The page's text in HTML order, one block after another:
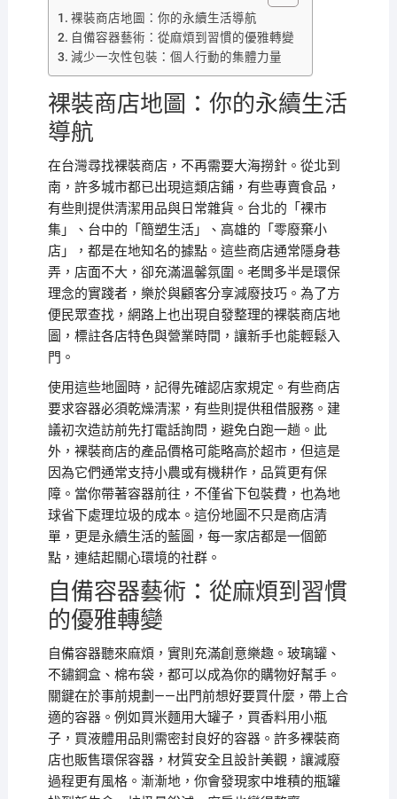
裸裝商店地圖：你的永續生活導航
自備容器藝術：從麻煩到習慣的優雅轉變
減少一次性包裝：個人行動的集體力量
裸裝商店地圖：你的永續生活
導航
在台灣尋找裸裝商店，不再需要大海撈針。從北到
南，許多城市都已出現這類店鋪，有些專賣食品，
有些則提供清潔用品與日常雜貨。台北的「裸市
集」、台中的「簡塑生活」、高雄的「零廢棄小
店」，都是在地知名的據點。這些商店通常隱身巷
弄，店面不大，卻充滿溫馨氛圍。老闆多半是環保
理念的實踐者，樂於與顧客分享減廢技巧。為了方
便民眾查找，網路上也出現自發整理的裸裝商店地
圖，標註各店特色與營業時間，讓新手也能輕鬆入
門。
使用這些地圖時，記得先確認店家規定。有些商店
要求容器必須乾燥清潔，有些則提供租借服務。建
議初次造訪前先打電話詢問，避免白跑一趟。此
外，裸裝商店的產品價格可能略高於超市，但這是
因為它們通常支持小農或有機耕作，品質更有保
障。當你帶著容器前往，不僅省下包裝費，也為地
球省下處理垃圾的成本。這份地圖不只是商店清
單，更是永續生活的藍圖，每一家店都是一個節
點，連結起關心環境的社群。
自備容器藝術：從麻煩到習慣
的優雅轉變
自備容器聽來麻煩，實則充滿創意樂趣。玻璃罐、
不鏽鋼盒、棉布袋，都可以成為你的購物好幫手。
關鍵在於事前規劃——出門前想好要買什麼，帶上合
適的容器。例如買米麵用大罐子，買香料用小瓶
子，買液體用品則需密封良好的容器。許多裸裝商
店也販售環保容器，材質安全且設計美觀，讓減廢
過程更有風格。漸漸地，你會發現家中堆積的瓶罐